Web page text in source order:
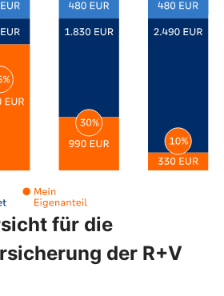
für die
der R+V